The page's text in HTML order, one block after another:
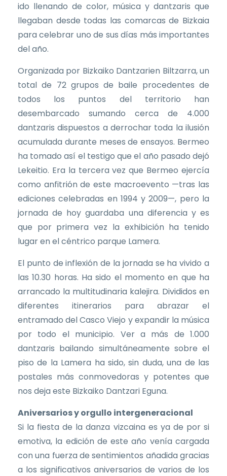
ido llenando de color, música y dantzaris que
llegaban desde todas las comarcas de Bizkaia
para celebrar uno de sus días más importantes
del año.
Organizada por Bizkaiko Dantzarien Biltzarra, un
total de 72 grupos de baile procedentes de
todos los puntos del territorio han
desembarcado sumando cerca de 4.000
dantzaris dispuestos a derrochar toda la ilusión
acumulada durante meses de ensayos. Bermeo
ha tomado así el testigo que el año pasado dejó
Lekeitio. Era la tercera vez que Bermeo ejercía
como anfitrión de este macroevento —tras las
ediciones celebradas en 1994 y 2009—, pero la
jornada de hoy guardaba una diferencia y es
que por primera vez la exhibición ha tenido
lugar en el céntrico parque Lamera.
El punto de inflexión de la jornada se ha vivido a
las 10.30 horas. Ha sido el momento en que ha
arrancado la multitudinaria kalejira. Divididos en
diferentes itinerarios para abrazar el
entramado del Casco Viejo y expandir la música
por todo el municipio. Ver a más de 1.000
dantzaris bailando simultáneamente sobre el
piso de la Lamera ha sido, sin duda, una de las
postales más conmovedoras y potentes que
nos deja este Bizkaiko Dantzari Eguna.
Aniversarios y orgullo intergeneracional
Si la fiesta de la danza vizcaina es ya de por si
emotiva, la edición de este año venía cargada
con una fuerza de sentimientos añadida gracias
a los significativos aniversarios de varios de los